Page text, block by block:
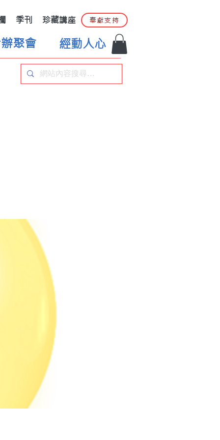
季刊 珍藏講座 奉獻支持
聚會 經動人心